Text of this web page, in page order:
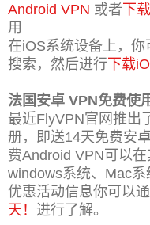
Android VPN 或者下
用
在iOS系统设备上，
搜索，然后进行下载
法国安卓 VPN免费使
最近FlyVPN官网推出
册，即送14天免费安
费Android VPN可以在
windows系统、Mac
优惠活动信息你可以通
天！ 进行了解。